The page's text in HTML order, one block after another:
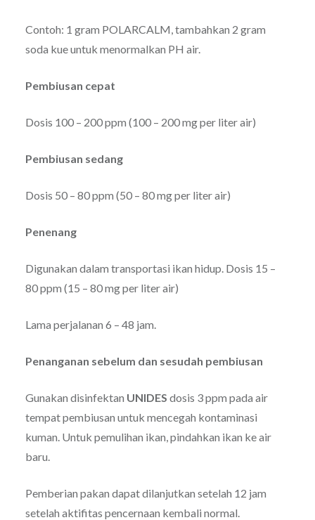
Contoh: 1 gram POLARCALM, tambahkan 2 gram
soda kue untuk menormalkan PH air.
Pembiusan cepat
Dosis 100 – 200 ppm (100 – 200 mg per liter air)
Pembiusan sedang
Dosis 50 – 80 ppm (50 – 80 mg per liter air)
Penenang
Digunakan dalam transportasi ikan hidup. Dosis 15 –
80 ppm (15 – 80 mg per liter air)
Lama perjalanan 6 – 48 jam.
Penanganan sebelum dan sesudah pembiusan
Gunakan disinfektan UNIDES dosis 3 ppm pada air
tempat pembiusan untuk mencegah kontaminasi
kuman. Untuk pemulihan ikan, pindahkan ikan ke air
baru.
Pemberian pakan dapat dilanjutkan setelah 12 jam
setelah aktifitas pencernaan kembali normal.